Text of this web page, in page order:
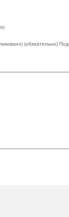
(обязательно)